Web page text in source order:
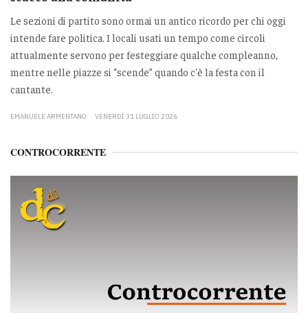
Le sezioni di partito sono ormai un antico ricordo per chi oggi
intende fare politica. I locali usati un tempo come circoli
attualmente servono per festeggiare qualche compleanno,
mentre nelle piazze si “scende” quando c'è la festa con il
cantante.
EMANUELE ARMENTANO VENERDÌ 31 LUGLIO 2026
CONTROCORRENTE